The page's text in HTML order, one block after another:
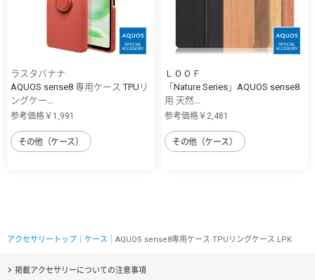
ラスタバナナ
AQUOS sense8 専用ケース TPUリ
ングケー...
参考価格￥1,991
その他（ケース）
ＬＯＯＦ
「Nature Series」AQUOS sense8
用 天然...
参考価格￥2,481
その他（ケース）
アクセサリートップ ケース ｜AQUOS sense8専用ケース TPUリングケース LPK
掲載アクセサリーについての注意事項